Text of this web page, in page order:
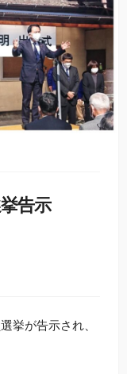
告示
挙が告示され、